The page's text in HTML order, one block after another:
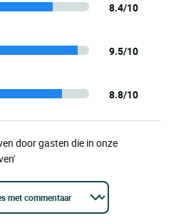
8.4/10
9.5/10
8.8/10
door gasten die in onze